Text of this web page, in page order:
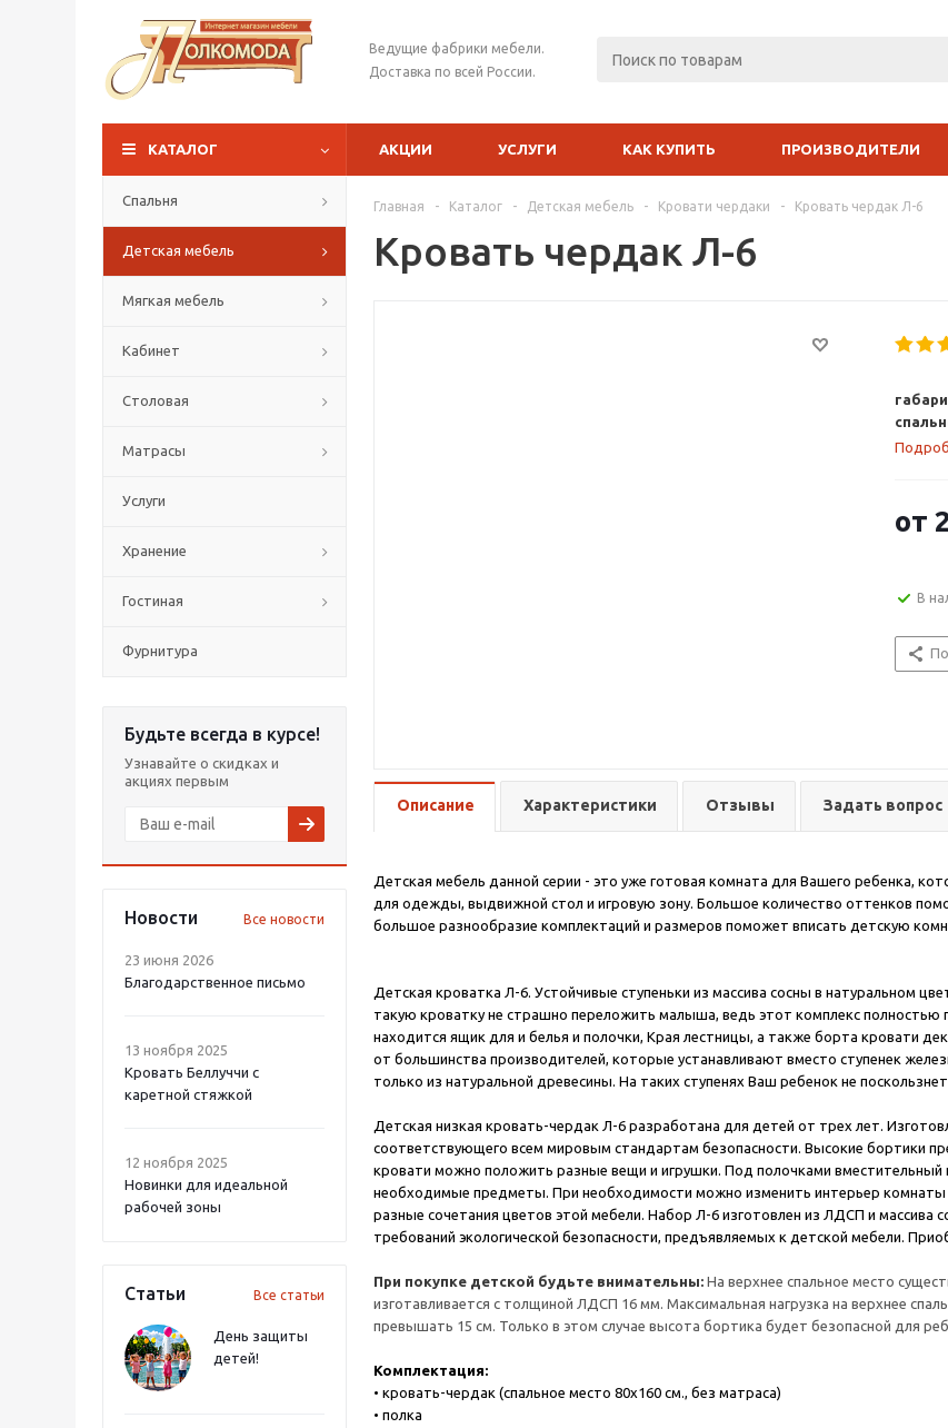
Ведущие фабрики мебели.
Доставка по всей России.
КАТАЛОГ АКЦИИ УСЛУГИ КАК КУПИТЬ ПРОИЗВОДИТЕЛИ
Спальня
Детская мебель
Мягкая мебель
Кабинет
Столовая
Матрасы
Услуги
Хранение
Гостиная
Фурнитура
Будьте всегда в курсе!
Узнавайте о скидках и
акциях первым
Новости Все новости
23 июня 2026
Благодарственное письмо
13 ноября 2025
Кровать Беллуччи с
каретной стяжкой
12 ноября 2025
Новинки для идеальной
рабочей зоны
Статьи Все статьи
День защиты
детей!
Главная - Каталог - Детская мебель - Кровати чердаки - Кровать чердак Л-6
Кровать чердак Л-6
от
В
Описание Характеристики Отзывы Задать вопрос
Детская мебель данной серии - это уже готовая комната для Вашего ребенка,
для одежды, выдвижной стол и игровую зону. Большое количество оттенков
большое разнообразие комплектаций и размеров поможет вписать детскую
Детская кроватка Л-6. Устойчивые ступеньки из массива сосны в натуральном
такую кроватку не страшно переложить малыша, ведь этот комплекс полностью
находится ящик для и белья и полочки, Края лестницы, а также борта кровати
от большинства производителей, которые устанавливают вместо ступенек
только из натуральной древесины. На таких ступенях Ваш ребенок не
Детская низкая кровать-чердак Л-6 разработана для детей от трех лет.
соответствующего всем мировым стандартам безопасности. Высокие бортики
кровати можно положить разные вещи и игрушки. Под полочками
необходимые предметы. При необходимости можно изменить интерьер
разные сочетания цветов этой мебели. Набор Л-6 изготовлен из ЛДСП и массива
требований экологической безопасности, предъявляемых к детской мебели.
При покупке детской будьте внимательны: На верхнее спальное место
изготавливается с толщиной ЛДСП 16 мм. Максимальная нагрузка на верхнее
превышать 15 см. Только в этом случае высота бортика будет безопасной для
Комплектация:
• кровать-чердак (спальное место 80х160 см., без матраса)
• полка